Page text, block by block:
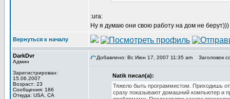
:ura:
Ну я думаю они свою работу на дом не
Вернуться к началу
DarkDvr
Админ
Зарегистрирован:
15.06.2007
Возраст: 23
Сообщения: 186
Откуда: USA, CA
Добавлено: Вс Июн 17, 2007 11:35 am Заголовок
Natik писал(а):
Тяжело быть программистом. Приходишь
сразу показывают домашний компьютер и